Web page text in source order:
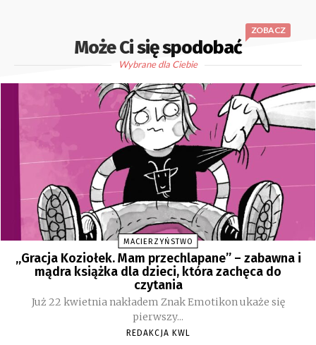
Może Ci się spodobać
ZOBACZ
Wybrane dla Ciebie
MACIERZYŃSTWO
„Gracja Koziołek. Mam przechlapane” – zabawna i
mądra książka dla dzieci, która zachęca do
czytania
Już 22 kwietnia nakładem Znak Emotikon ukaże się
pierwszy...
REDAKCJA KWL